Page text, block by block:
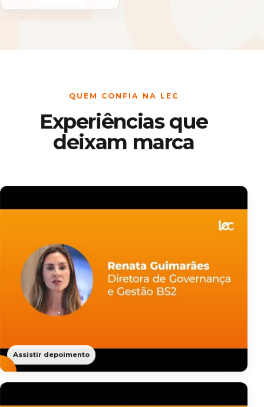
QUEM CONFIA NA LEC
Experiências que
deixam marca
Assistir depoimento